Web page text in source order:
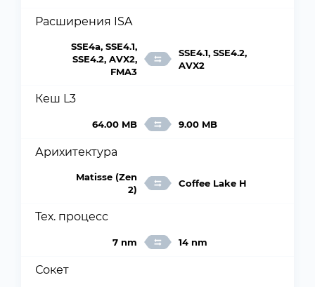
Расширения ISA
SSE4a, SSE4.1,
SSE4.2, AVX2,
FMA3
SSE4.1, SSE4.2,
AVX2
Кеш L3
64.00 MB 9.00 MB
Арихитектура
Matisse (Zen
2)
Coffee Lake H
Тех. процесс
7 nm 14 nm
Сокет